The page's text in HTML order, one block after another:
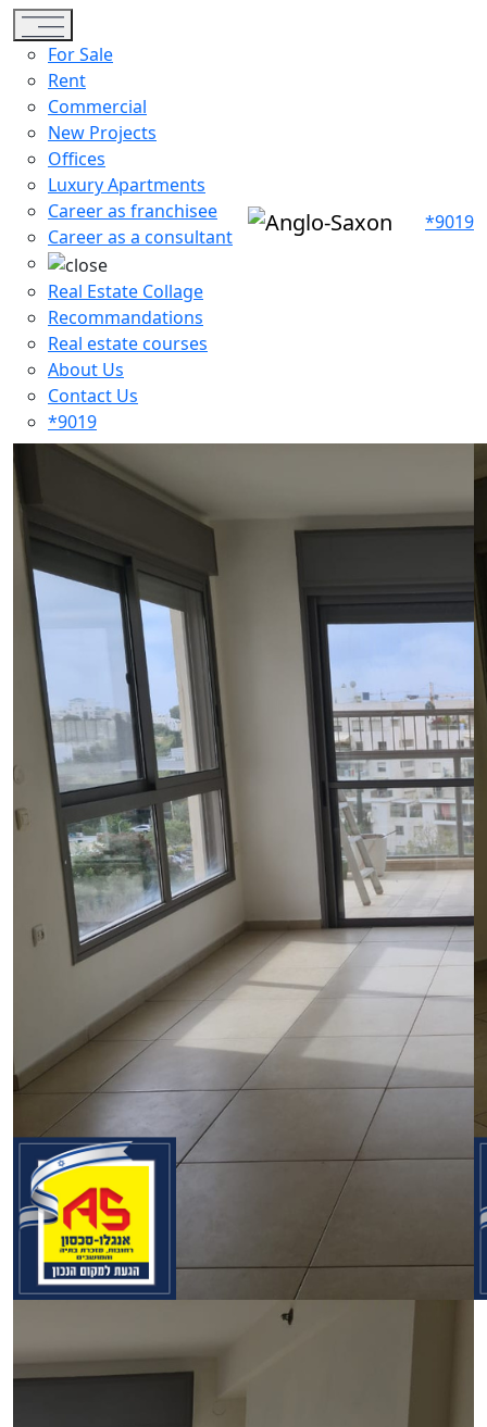
Toggle navigation
For Sale
Rent
Commercial
New Projects
Offices
Luxury Apartments
Career as franchisee
Career as a consultant
Real Estate Collage
Recommandations
Real estate courses
About Us
Contact Us
*9019
*9019